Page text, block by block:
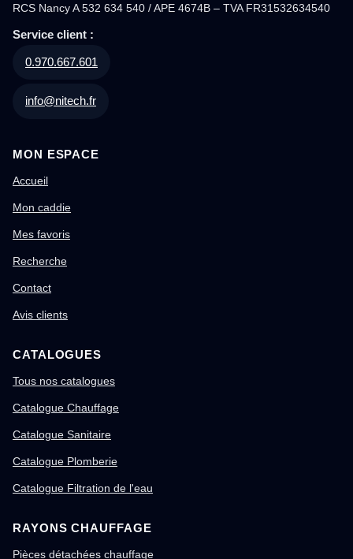
RCS Nancy A 532 634 540 / APE 4674B – TVA FR31532634540
Service client :
0.970.667.601
info@nitech.fr
MON ESPACE
Accueil
Mon caddie
Mes favoris
Recherche
Contact
Avis clients
CATALOGUES
Tous nos catalogues
Catalogue Chauffage
Catalogue Sanitaire
Catalogue Plomberie
Catalogue Filtration de l'eau
RAYONS CHAUFFAGE
Pièces détachées chauffage